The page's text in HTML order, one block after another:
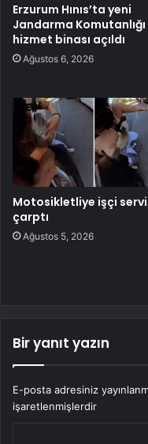
Erzurum Hınıs’ta yeni
Jandarma Komutanlığı
hizmet binası açıldı
Ağustos 6, 2026
Motosikletliye işçi
çarptı
Ağustos 5, 2026
Bir yanıt yazın
E-posta adresiniz
işaretlenmişlerdir